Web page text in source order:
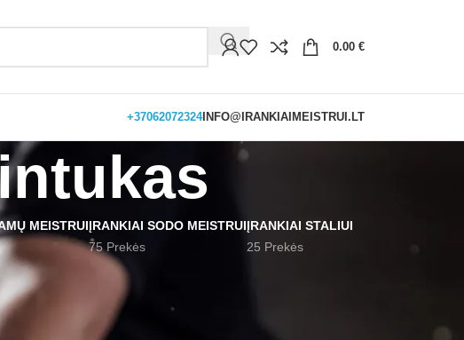
0.00 €
+37062072324INFO@IRANKIAIMEISTRUI.LT
MEISTRUIĮRANKIAI SODO MEISTRUI
75 Prekės
ĮRANKIAI STALIUI
25 Prekės
24